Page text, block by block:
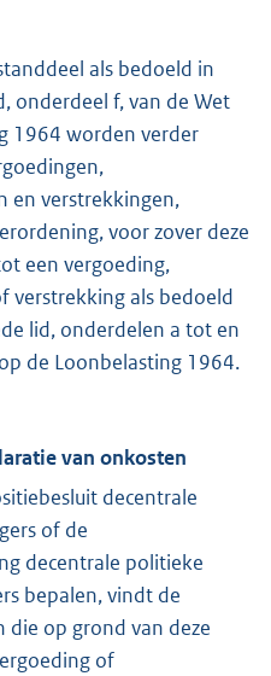
als bedoeld in
onderdeel f, van de Wet
1964 worden verder
en verstrekkingen,
voor zover deze
een vergoeding,
verstrekking als bedoeld
lid, onderdelen a tot en
de Loonbelasting 1964.
van onkosten
decentrale
of de
decentrale politieke
bepalen, vindt de
die op grond van deze
of